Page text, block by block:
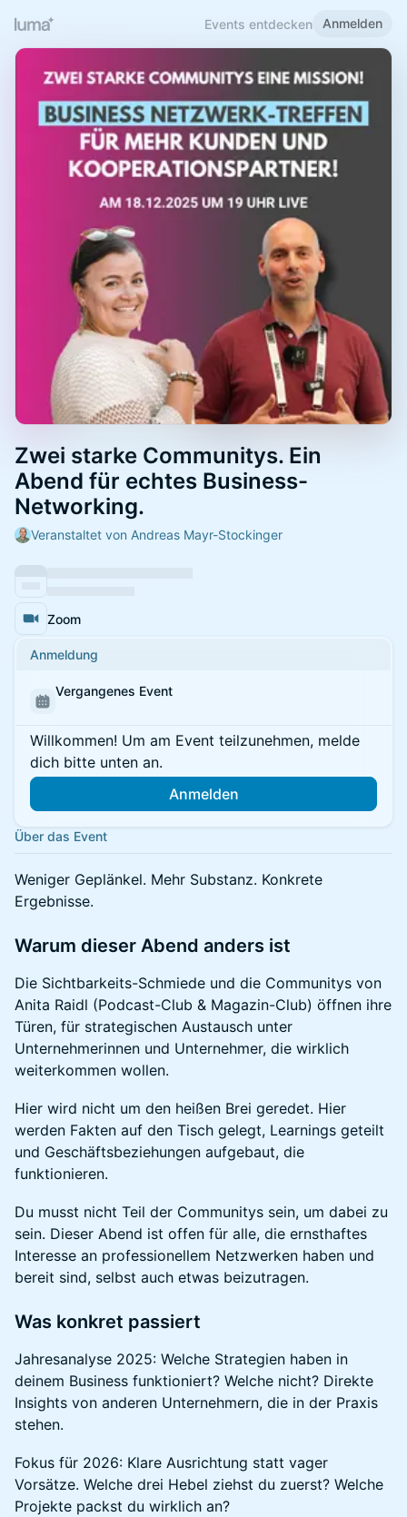
Events entdecken Anmelden
Zwei starke Communitys. Ein
Abend für echtes Business-
Networking.
Veranstaltet von Andreas Mayr-Stockinger
Zoom
Anmeldung
Vergangenes Event
Willkommen! Um am Event teilzunehmen, melde
dich bitte unten an.
Anmelden
Über das Event
Weniger Geplänkel. Mehr Substanz. Konkrete
Ergebnisse.
Warum dieser Abend anders ist
Die Sichtbarkeits-Schmiede und die Communitys von
Anita Raidl (Podcast-Club & Magazin-Club) öffnen ihre
Türen, für strategischen Austausch unter
Unternehmerinnen und Unternehmer, die wirklich
weiterkommen wollen.
Hier wird nicht um den heißen Brei geredet. Hier
werden Fakten auf den Tisch gelegt, Learnings geteilt
und Geschäftsbeziehungen aufgebaut, die
funktionieren.
Du musst nicht Teil der Communitys sein, um dabei zu
sein. Dieser Abend ist offen für alle, die ernsthaftes
Interesse an professionellem Netzwerken haben und
bereit sind, selbst auch etwas beizutragen.
Was konkret passiert
Jahresanalyse 2025: Welche Strategien haben in
deinem Business funktioniert? Welche nicht? Direkte
Insights von anderen Unternehmern, die in der Praxis
stehen.
Fokus für 2026: Klare Ausrichtung statt vager
Vorsätze. Welche drei Hebel ziehst du zuerst? Welche
Projekte packst du wirklich an?